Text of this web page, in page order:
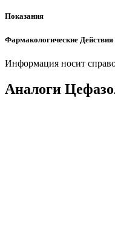
Показания
Фармакологические Действия
Информация носит
Аналоги